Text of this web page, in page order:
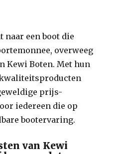
naar een boot die
overweeg
Kewi Boten. Met hun
prijs-
iedereen die op
bootervaring.
van Kewi